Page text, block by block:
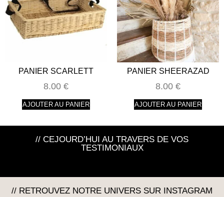
PANIER SCARLETT
8.00 €
AJOUTER AU PANIER
PANIER SHEERAZAD
8.00 €
AJOUTER AU PANIER
// CEJOURD’HUI AU TRAVERS DE VOS
TESTIMONIAUX
// RETROUVEZ NOTRE UNIVERS SUR INSTAGRAM